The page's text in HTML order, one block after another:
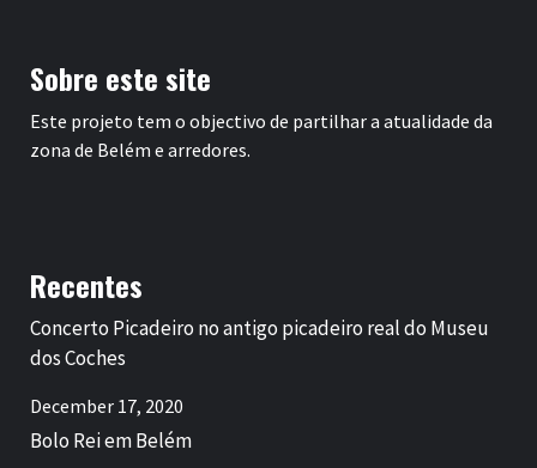
Sobre este site
Este projeto tem o objectivo de partilhar a atualidade da
zona de Belém e arredores.
Recentes
Concerto Picadeiro no antigo picadeiro real do Museu
dos Coches
December 17, 2020
Bolo Rei em Belém